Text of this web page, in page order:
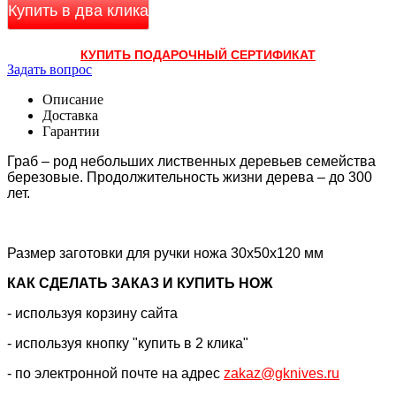
Купить в два клика
КУПИТЬ ПОДАРОЧНЫЙ СЕРТИФИКАТ
Задать вопрос
Описание
Доставка
Гарантии
Граб – род небольших лиственных деревьев семейства
березовые. Продолжительность жизни дерева – до 300
лет.
Размер заготовки для ручки ножа 30х50х120 мм
КАК CДЕЛАТЬ ЗАКАЗ И КУПИТЬ НОЖ
- используя корзину сайта
- используя кнопку "купить в 2 клика"
- по электронной почте на адрес zakaz@gknives.ru